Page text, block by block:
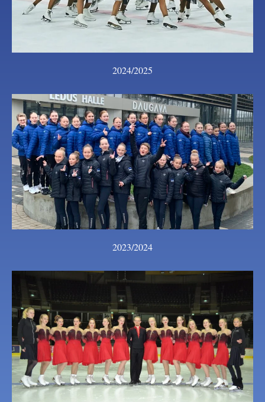
2024/2025
2023/2024